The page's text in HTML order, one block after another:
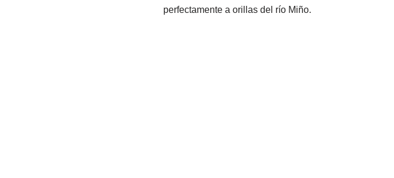
perfectamente a orillas del río Miño.